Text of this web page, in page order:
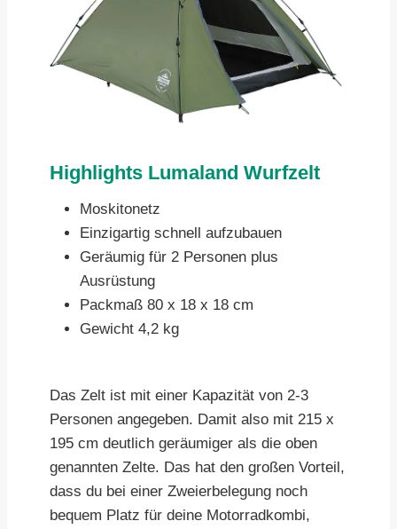
Highlights Lumaland Wurfzelt
Moskitonetz
Einzigartig schnell aufzubauen
Geräumig für 2 Personen plus
Ausrüstung
Packmaß 80 x 18 x 18 cm
Gewicht 4,2 kg
Das Zelt ist mit einer Kapazität von 2-3
Personen angegeben. Damit also mit 215 x
195 cm deutlich geräumiger als die oben
genannten Zelte. Das hat den großen Vorteil,
dass du bei einer Zweierbelegung noch
bequem Platz für deine Motorradkombi,